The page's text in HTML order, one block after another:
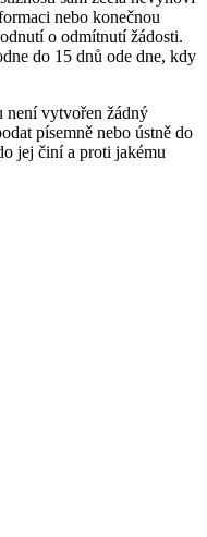
nebo konečnou
o odmítnutí žádosti.
do 15 dnů ode dne, kdy
není vytvořen žádný
písemně nebo ústně do
jej činí a proti jakému